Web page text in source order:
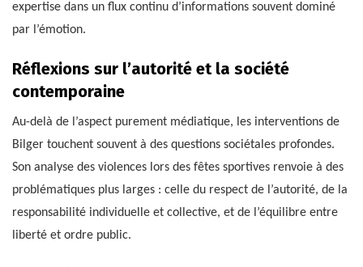
expertise dans un flux continu d’informations souvent dominé
par l’émotion.
Réflexions sur l’autorité et la société
contemporaine
Au-delà de l’aspect purement médiatique, les interventions de
Bilger touchent souvent à des questions sociétales profondes.
Son analyse des violences lors des fêtes sportives renvoie à des
problématiques plus larges : celle du respect de l’autorité, de la
responsabilité individuelle et collective, et de l’équilibre entre
liberté et ordre public.